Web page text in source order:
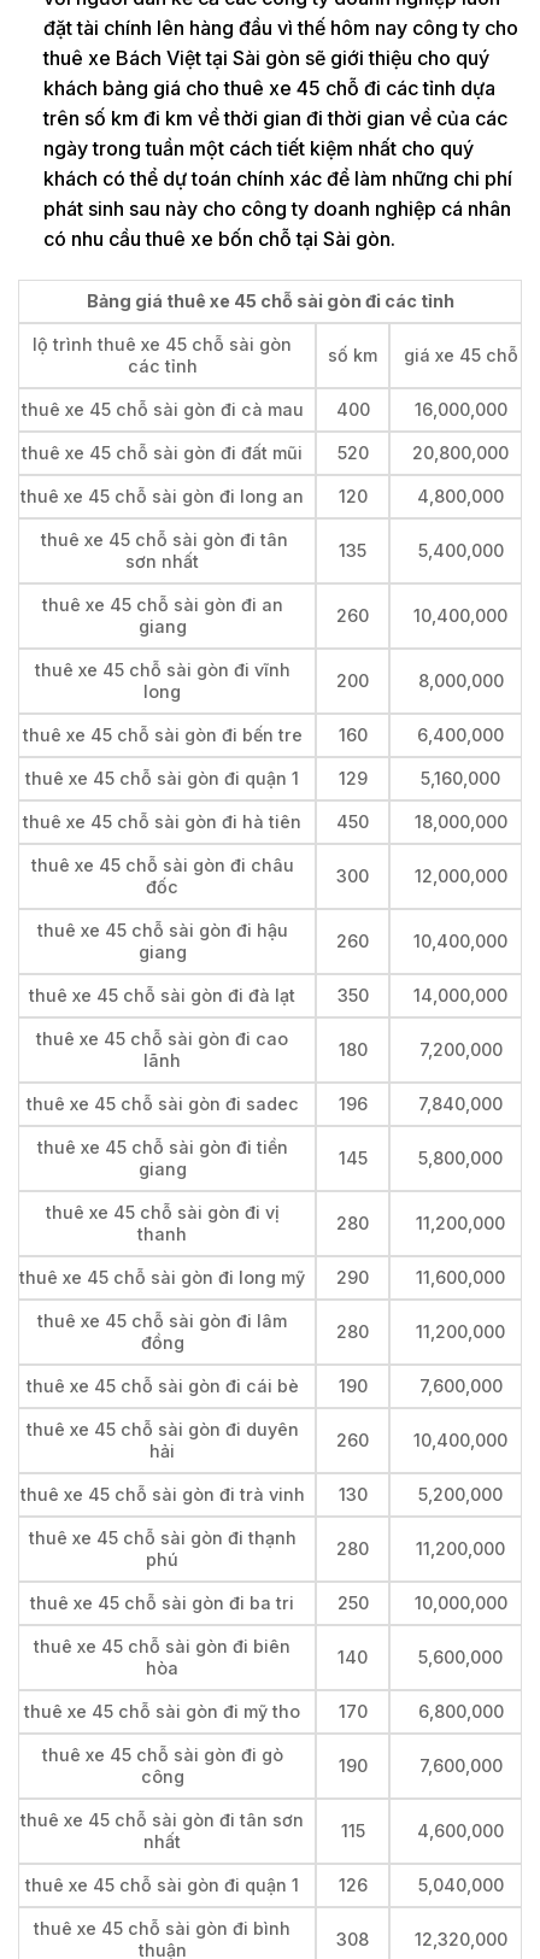
đặt tài chính lên hàng đầu vì thế hôm nay công ty cho
thuê xe Bách Việt tại Sài gòn sẽ giới thiệu cho quý
khách bảng giá cho thuê xe 45 chỗ đi các tỉnh dựa
trên số km đi km về thời gian đi thời gian về của các
ngày trong tuần một cách tiết kiệm nhất cho quý
khách có thể dự toán chính xác để làm những chi phí
phát sinh sau này cho công ty doanh nghiệp cá nhân
có nhu cầu thuê xe bốn chỗ tại Sài gòn.
Bảng giá thuê xe 45 chỗ sài gòn đi các tỉnh
lộ trình thuê xe 45 chỗ sài gòn
các tỉnh
số km giá xe 45 chỗ
thuê xe 45 chỗ sài gòn đi cà mau 400 16,000,000
thuê xe 45 chỗ sài gòn đi đất mũi 520 20,800,000
thuê xe 45 chỗ sài gòn đi long an 120 4,800,000
thuê xe 45 chỗ sài gòn đi tân
sơn nhất
135 5,400,000
thuê xe 45 chỗ sài gòn đi an
giang
260 10,400,000
thuê xe 45 chỗ sài gòn đi vĩnh
long
200 8,000,000
thuê xe 45 chỗ sài gòn đi bến tre 160 6,400,000
thuê xe 45 chỗ sài gòn đi quận 1 129 5,160,000
thuê xe 45 chỗ sài gòn đi hà tiên 450 18,000,000
thuê xe 45 chỗ sài gòn đi châu
đốc
300 12,000,000
thuê xe 45 chỗ sài gòn đi hậu
giang
260 10,400,000
thuê xe 45 chỗ sài gòn đi đà lạt 350 14,000,000
thuê xe 45 chỗ sài gòn đi cao
lãnh
180 7,200,000
thuê xe 45 chỗ sài gòn đi sadec 196 7,840,000
thuê xe 45 chỗ sài gòn đi tiền
giang
145 5,800,000
thuê xe 45 chỗ sài gòn đi vị
thanh
280 11,200,000
thuê xe 45 chỗ sài gòn đi long mỹ 290 11,600,000
thuê xe 45 chỗ sài gòn đi lâm
đồng
280 11,200,000
thuê xe 45 chỗ sài gòn đi cái bè 190 7,600,000
thuê xe 45 chỗ sài gòn đi duyên
hải
260 10,400,000
thuê xe 45 chỗ sài gòn đi trà vinh 130 5,200,000
thuê xe 45 chỗ sài gòn đi thạnh
phú
280 11,200,000
thuê xe 45 chỗ sài gòn đi ba tri 250 10,000,000
thuê xe 45 chỗ sài gòn đi biên
hòa
140 5,600,000
thuê xe 45 chỗ sài gòn đi mỹ tho 170 6,800,000
thuê xe 45 chỗ sài gòn đi gò
công
190 7,600,000
thuê xe 45 chỗ sài gòn đi tân sơn
nhất
115 4,600,000
thuê xe 45 chỗ sài gòn đi quận 1 126 5,040,000
thuê xe 45 chỗ sài gòn đi bình
thuận
308 12,320,000